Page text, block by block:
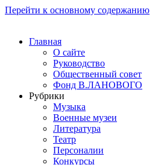
Перейти к основному содержанию
Главная
О сайте
Руководство
Общественный совет
Фонд В.ЛАНОВОГО
Рубрики
Музыка
Военные музеи
Литература
Театр
Персоналии
Конкурсы